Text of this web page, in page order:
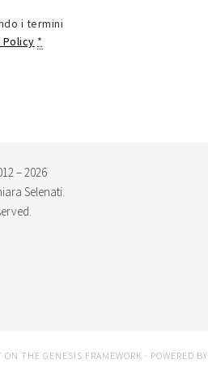
i termini
Policy *
– 2026
Selenati.
ON THE GENESIS FRAMEWORK · POWERED BY